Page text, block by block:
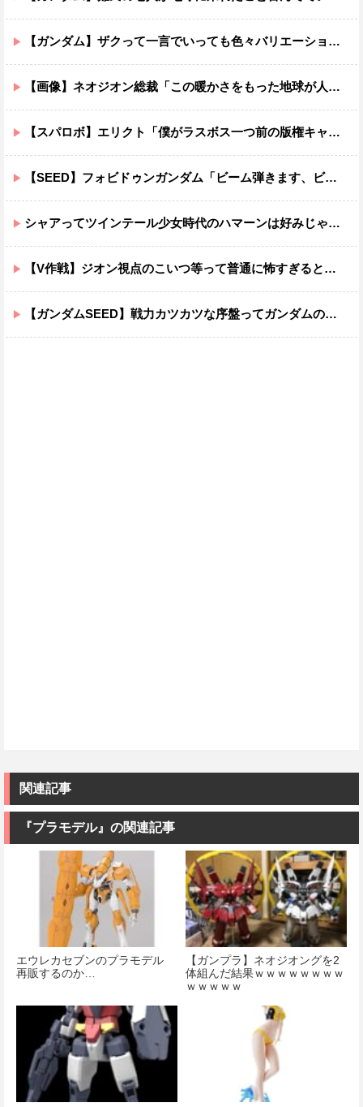
【ガンダム】ザクって一言でいっても色々バリエーションがあるよね
【画像】ネオジオン総裁「この暖かさをもった地球が人間さえ破壊するんだ（汗だく）」
【スパロボ】エリクト「僕がラスボス一つ前の版権キャラ最後の敵ってちょっと荷が重すぎない？」
【SEED】フォビドゥンガンダム「ビーム弾きます、ビーム曲げられます、空飛びます」←二世代目でこれ出来るのおかしいだろ
シャアってツインテール少女時代のハマーンは好みじゃなかったの？
【V作戦】ジオン視点のこいつ等って普通に怖すぎると思う…
【ガンダムSEED】戦力カツカツな序盤ってガンダムの中だと割と珍しい気がする
関連記事
『プラモデル』の関連記事
エウレカセブンのプラモデル
再販するのか…
【ガンプラ】ネオジオングを2
体組んだ結果ｗｗｗｗｗｗｗｗ
ｗｗｗｗｗ